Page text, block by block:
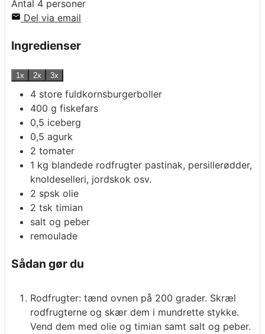
Antal 4 personer
Del via email
Ingredienser
1x 2x 3x
4 store fuldkornsburgerboller
400 g fiskefars
0,5 iceberg
0,5 agurk
2 tomater
1 kg blandede rodfrugter pastinak, persillerødder,
knoldeselleri, jordskok osv.
2 spsk olie
2 tsk timian
salt og peber
remoulade
Sådan gør du
Rodfrugter: tænd ovnen på 200 grader. Skræl
rodfrugterne og skær dem i mundrette stykke.
Vend dem med olie og timian samt salt og peber.